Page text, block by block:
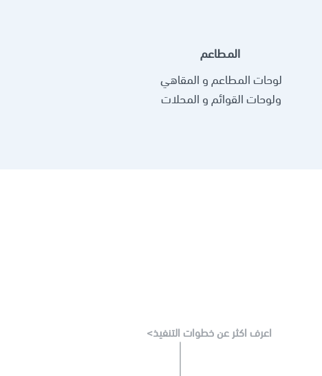
المطاعم
لوحات المطاعم و المقاهي
ولوحات القوائم و المحلات
اعرف اكثر عن خطوات التنفيذ>